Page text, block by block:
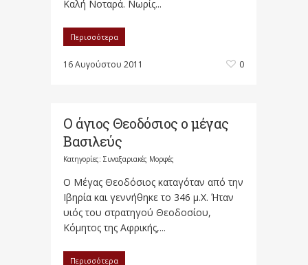
Καλή Νοταρά. Νωρίς...
Περισσότερα
16 Αυγούστου 2011 0
Ο άγιος Θεοδόσιος ο μέγας
Βασιλεύς
Κατηγορίες: Συναξαριακές Μορφές
Ο Μέγας Θεοδόσιος καταγόταν από την
Ιβηρία και γεννήθηκε το 346 μ.Χ. Ήταν
υιός του στρατηγού Θεοδοσίου,
Κόμητος της Αφρικής,...
Περισσότερα